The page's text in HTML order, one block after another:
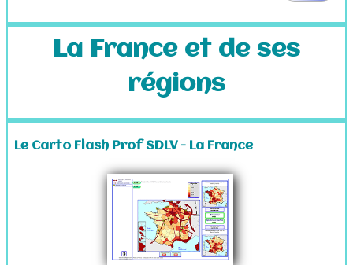
La France et de ses
régions
Le Carto Flash Prof SDLV - La France